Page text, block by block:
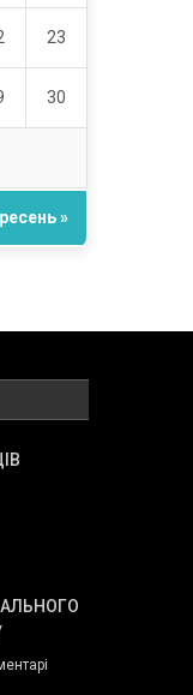
23
30
»
до